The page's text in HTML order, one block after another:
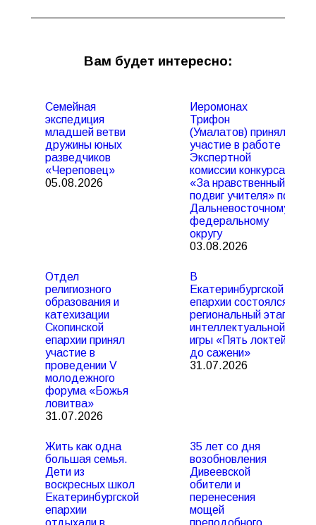
Вам будет интересно:
Семейная
экспедиция
младшей ветви
дружины юных
разведчиков
«Череповец»
05.08.2026
Иеромонах
Трифон
(Умалатов) принял
участие в работе
Экспертной
комиссии конкурса
«За нравственный
подвиг учителя» по
Дальневосточному
федеральному
округу
03.08.2026
Отдел
религиозного
образования и
катехизации
Скопинской
епархии принял
участие в
проведении V
молодежного
форума «Божья
ловитва»
31.07.2026
В
Екатеринбургской
епархии состоялся
региональный этап
интеллектуальной
игры «Пять локтей
до сажени»
31.07.2026
Жить как одна
большая семья.
Дети из
воскресных школ
Екатеринбургской
епархии
отдыхали в
35 лет со дня
возобновления
Дивеевской
обители и
перенесения
мощей
преподобного